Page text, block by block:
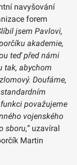
navyšování
forem
jsem Pavlovi,
akademie,
teď před námi
tak, abychom
Doufáme,
považujeme
vojenského
sboru,“uzavíral
Martin